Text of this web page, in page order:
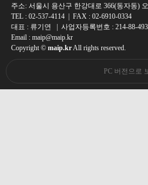
주소: 서울시 용산구 한강대로 366(동자동)
TEL : 02-537-4114| FAX : 02-6910-0334
대표 : 류기연 | 사업자등록번호 : 214-88-
Email : maip@maip.kr
Copyright © maip.krAll rights reserved.
PC 버전으로